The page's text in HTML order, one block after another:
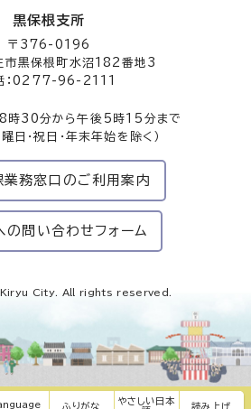
ふりがな
やさしい日本
読み上げ
黒保根支所
〒376-0196
市黒保根町水沼182番地3
：0277-96-2111
8時30分から午後5時15分まで
曜日・祝日・年末年始を除く）
業務窓口のご利用案内
の問い合わせフォーム
City. All rights reserved.